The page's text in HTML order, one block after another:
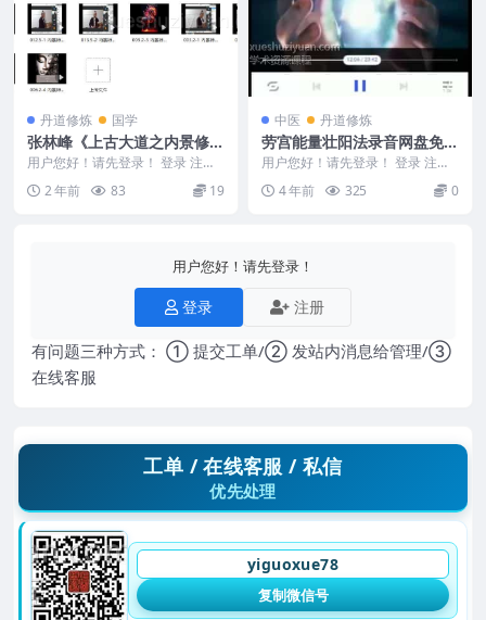
丹道修炼 国学
张林峰《上古大道之内景修炼
神修丹法薪传》视频直播课1
4集
用户您好！请先登录！ 登录 注册
张林峰《上古大道之内景修炼神修
丹法薪传》视频直...
2 年前 83 19
中医 丹道修炼
劳宫能量壮阳法录音网盘免费
下载
用户您好！请先登录！ 登录 注册
劳宫能量壮阳法视频1集如何通过
劳宫穴来提升你的...
4 年前 325 0
用户您好！请先登录！
登录 注册
有问题三种方式： ① 提交工单/② 发站内消息给管理/③
在线客服
工单 / 在线客服 / 私信
优先处理
yiguoxue78
复制微信号